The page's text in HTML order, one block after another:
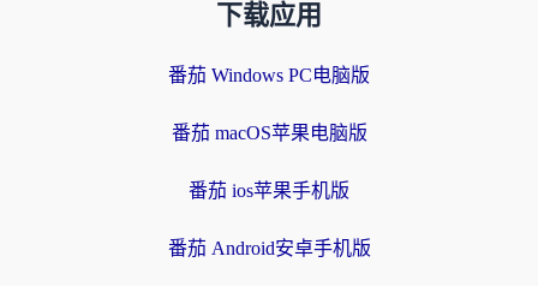
下载应用
番茄 Windows PC电脑版
番茄 macOS苹果电脑版
番茄 ios苹果手机版
番茄 Android安卓手机版